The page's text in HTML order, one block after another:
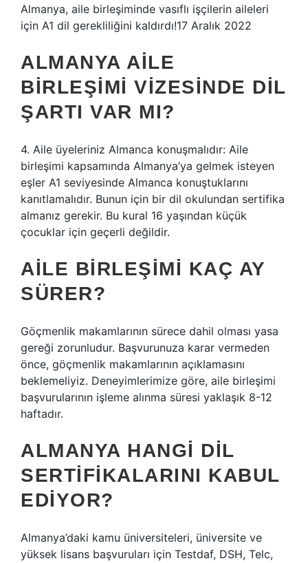
Almanya, aile birleşiminde vasıflı işçilerin aileleri
için A1 dil gerekliliğini kaldırdı!17 Aralık 2022
ALMANYA AILE
BIRLEŞIMI VIZESINDE DIL
ŞARTI VAR MI?
4. Aile üyeleriniz Almanca konuşmalıdır: Aile
birleşimi kapsamında Almanya’ya gelmek isteyen
eşler A1 seviyesinde Almanca konuştuklarını
kanıtlamalıdır. Bunun için bir dil okulundan sertifika
almanız gerekir. Bu kural 16 yaşından küçük
çocuklar için geçerli değildir.
AILE BIRLEŞIMI KAÇ AY
SÜRER?
Göçmenlik makamlarının sürece dahil olması yasa
gereği zorunludur. Başvurunuza karar vermeden
önce, göçmenlik makamlarının açıklamasını
beklemeliyiz. Deneyimlerimize göre, aile birleşimi
başvurularının işleme alınma süresi yaklaşık 8-12
haftadır.
ALMANYA HANGI DIL
SERTIFIKALARINI KABUL
EDIYOR?
Almanya’daki kamu üniversiteleri, üniversite ve
yüksek lisans başvuruları için Testdaf, DSH, Telc,